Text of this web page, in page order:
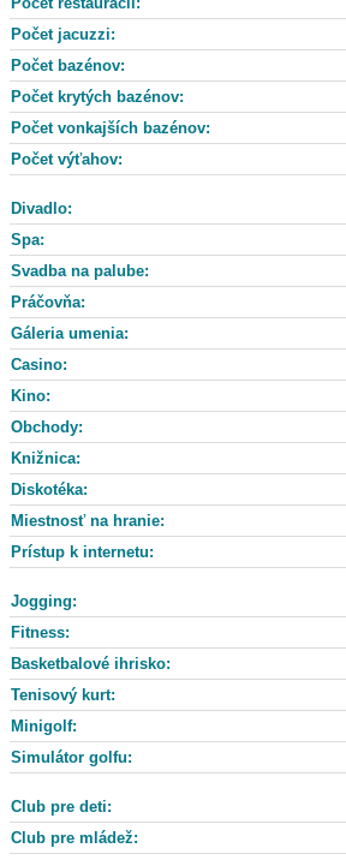
Počet jacuzzi:
Počet bazénov:
Počet krytých bazénov:
Počet vonkajších bazénov:
Počet výťahov:
Divadlo:
Spa:
Svadba na palube:
Práčovňa:
Gáleria umenia:
Casino:
Kino:
Obchody:
Knižnica:
Diskotéka:
Miestnosť na hranie:
Prístup k internetu:
Jogging:
Fitness:
Basketbalové ihrisko:
Tenisový kurt:
Minigolf:
Simulátor golfu:
Club pre deti:
Club pre mládež: